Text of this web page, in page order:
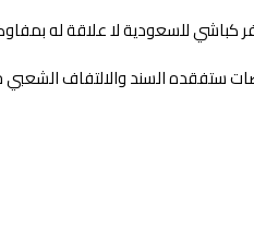
للسعودية لا علاقة له
ستفقده السند والالتفاف الشعبي